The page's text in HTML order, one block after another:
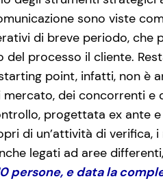
sono viste
di breve periodo,
del processo il cliente.
point, infatti, non è
mercato, dei concorrenti
progettata ex ante
di un’attività di verifica,
legati ad aree differenti,
persone, e data la